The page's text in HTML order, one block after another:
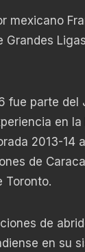
mexicano
Grandes
fue parte del
en
2013-14
de
Toronto.
de
en su